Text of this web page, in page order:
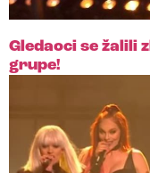
Gledaoci se žalili
grupe!